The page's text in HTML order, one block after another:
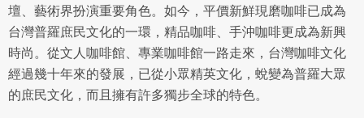
壇、藝術界扮演重要角色。如今，平價新鮮現磨咖啡已成為
台灣普羅庶民文化的一環，精品咖啡、手沖咖啡更成為新興
時尚。從文人咖啡館、專業咖啡館一路走來，台灣咖啡文化
經過幾十年來的發展，已從小眾精英文化，蛻變為普羅大眾
的庶民文化，而且擁有許多獨步全球的特色。